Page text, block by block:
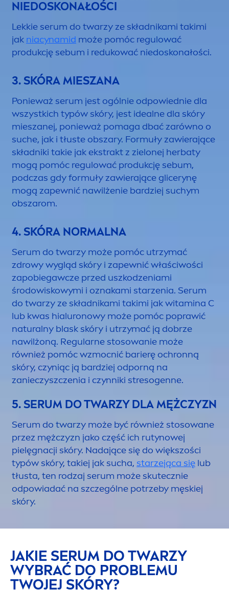
NIEDOSKONAŁOŚCI
Lekkie serum do twarzy ze składnikami takimi
jak niacynamid może pomóc regulować
produkcję sebum i redukować niedoskonałości.
3. SKÓRA MIESZANA
Ponieważ serum jest ogólnie odpowiednie dla
wszystkich typów skóry, jest idealne dla skóry
mieszanej, ponieważ pomaga dbać zarówno o
suche, jak i tłuste obszary. Formuły zawierające
składniki takie jak ekstrakt z zielonej herbaty
mogą pomóc regulować produkcję sebum,
podczas gdy formuły zawierające glicerynę
mogą zapewnić nawilżenie bardziej suchym
obszarom.
4. SKÓRA NORMALNA
Serum do twarzy może pomóc utrzymać
zdrowy wygląd skóry i zapewnić właściwości
zapobiegawcze przed uszkodzeniami
środowiskowymi i oznakami starzenia. Serum
do twarzy ze składnikami takimi jak witamina C
lub kwas hialuronowy może pomóc poprawić
naturalny blask skóry i utrzymać ją dobrze
nawilżoną. Regularne stosowanie może
również pomóc wzmocnić barierę ochronną
skóry, czyniąc ją bardziej odporną na
zanieczyszczenia i czynniki stresogenne.
5. SERUM DO TWARZY DLA MĘŻCZYZN
Serum do twarzy może być również stosowane
przez mężczyzn jako część ich rutynowej
pielęgnacji skóry. Nadające się do większości
typów skóry, takiej jak sucha, starzejąca się lub
tłusta, ten rodzaj serum może skutecznie
odpowiadać na szczególne potrzeby męskiej
skóry.
JAKIE SERUM DO TWARZY
WYBRAĆ DO PROBLEMU
TWOJEJ SKÓRY?